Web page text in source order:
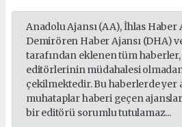
Anadolu Ajansı (AA), İhlas Haber
Demirören Haber Ajansı (DHA)
tarafından eklenen tüm
editörlerinin müdahalesi
çekilmektedir. Bu haberlerde yer
muhataplar haberi geçen
bir editörü sorumlu tutulamaz...